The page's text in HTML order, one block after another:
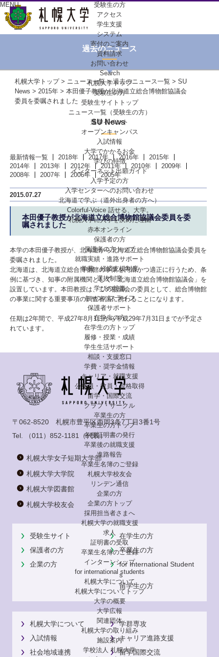
MENU
受験生の方
アクセス
学生支援
システム
寄付のご案内
資料請求
お問い合わせ
Search
札幌大学トップ
受験生の方
受験生サイトトップ
ニュース一覧（受験生の方）
進学イベント
オープンキャンパス
入試情報
大学でかかるお金
学びの特徴
インターネット出願ガイド
入学予定の方
入学センターへのお問い合わせ
北海道で学ぶ（道外出身者の方へ）
Colorful-Voice 話せる、大学。
札幌大学に入学を決めた理由
赤本オンライン
保護者の方
保護者の方トップ
就職実績・進路サポート
学費・経済支援制度
選抜制度
学びの特徴
キャンパスライフ
保護者サポート
在学生の方
在学生の方トップ
履修・授業・成績
学生生活サポート
相談・支援窓口
学費・奨学金情報
キャリア・就職支援
公務員・教員・資格取得
留学・国際交流
クラブ・サークル
卒業生の方
卒業生の方トップ
各種証明書の発行
卒業後の就職支援
進路報告
卒業生名簿のご登録
札幌大学校友会
リンデン通信
企業の方
企業の方トップ
採用担当者さまへ
札幌大学の就職支援
求人
証明書の受取
卒業生名簿のご登録
インターンシップ
for international students
札幌大学について
札幌大学についてトップ
大学の概要
大学広報
関連団体
札幌大学の取り組み
施設案内
学校法人 札幌大学
過去のニュース
札幌大学トップ> ニュース一覧>過去のニュース一覧 > SU
News > 2015年 > 本田優子教授が北海道立総合博物館協議会
委員を委嘱されました
SU News
最新情報一覧 2018年 2017年 2016年
2015年
2014年
2013年 2012年 2011年 2010年
2009年
2008年
2007年 2006年 2005年
2015.07.27
本田優子教授が北海道立総合博物館協議会委員を委
嘱されました
本学の本田優子教授が、北海道から北海道立総合博物館協議会委員を
委嘱されました。
北海道は、北海道立総合博物館の事業を円滑かつ適正に行うため、条
例に基づき、知事の附属機関として「北海道立総合博物館協議会」を
設置しています。本田教授は、この協議会の委員として、総合博物館
の事業に関する重要事項の調査審議に携わることになります。
任期は2年間で、平成27年8月1日から平成29年7月31日までが予定さ
れています。
〒062-8520 札幌市豊平区西岡3条7丁目3番1号
Tel.
（011）852-1181 （代表）
札幌大学女子短期大学部
札幌大学大学院
札幌大学図書館
札幌大学校友会
受験生サイト
在学生の方
保護者の方
卒業生の方
企業の方
for International Student
s
留学生の方
札幌大学について
学群専攻
入試情報
キャリア進路支援
社会地域連携
留学国際交流